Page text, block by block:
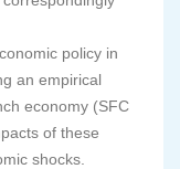
policy in
an empirical
economy (SFC
of these
shocks.